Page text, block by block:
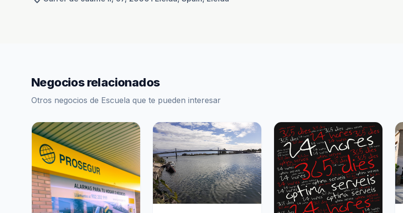
Negocios relacionados
Otros negocios de Escuela que te pueden interesar